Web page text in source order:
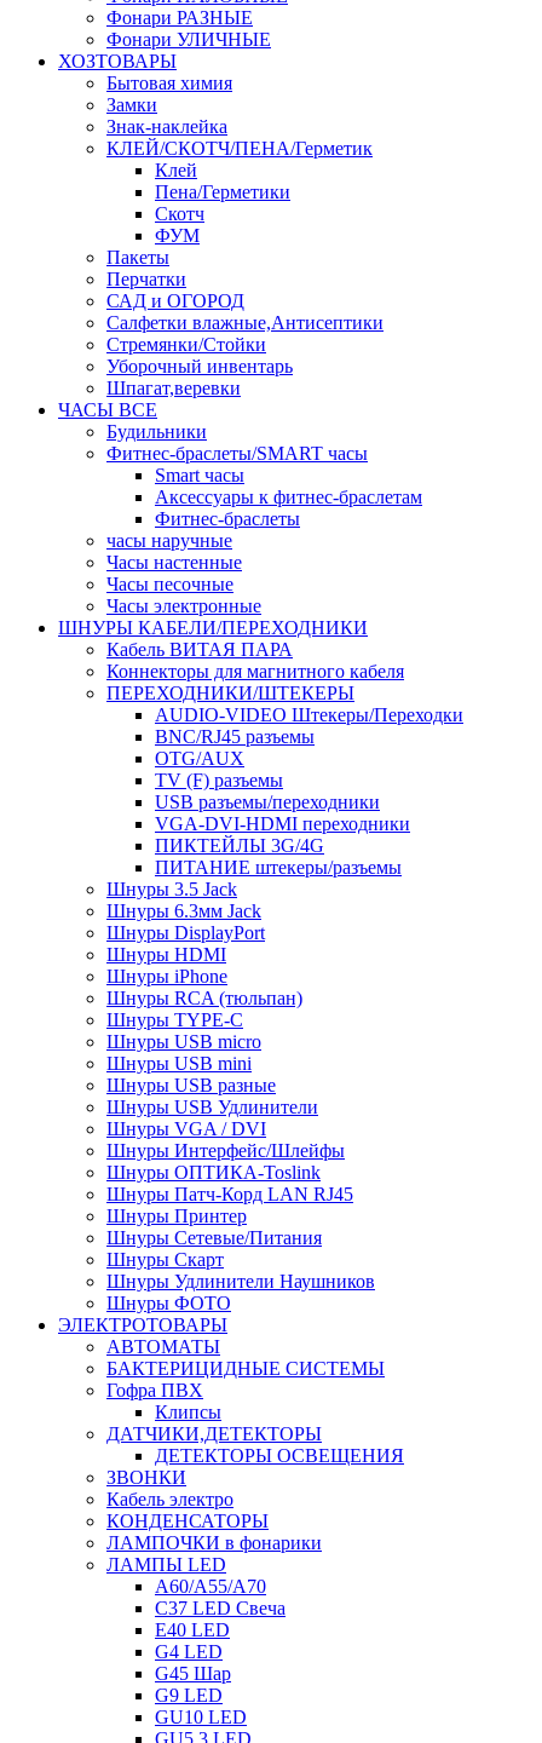
Фонари РАЗНЫЕ
Фонари УЛИЧНЫЕ
ХОЗТОВАРЫ
Бытовая химия
Замки
Знак-наклейка
КЛЕЙ/СКОТЧ/ПЕНА/Герметик
Клей
Пена/Герметики
Скотч
ФУМ
Пакеты
Перчатки
САД и ОГОРОД
Салфетки влажные,Антисептики
Стремянки/Стойки
Уборочный инвентарь
Шпагат,веревки
ЧАСЫ ВСЕ
Будильники
Фитнес-браслеты/SMART часы
Smart часы
Аксессуары к фитнес-браслетам
Фитнес-браслеты
часы наручные
Часы настенные
Часы песочные
Часы электронные
ШНУРЫ КАБЕЛИ/ПЕРЕХОДНИКИ
Кабель ВИТАЯ ПАРА
Коннекторы для магнитного кабеля
ПЕРЕХОДНИКИ/ШТЕКЕРЫ
AUDIO-VIDEO Штекеры/Переходки
BNC/RJ45 разъемы
OTG/AUX
TV (F) разъемы
USB разъемы/переходники
VGA-DVI-HDMI переходники
ПИКТЕЙЛЫ 3G/4G
ПИТАНИЕ штекеры/разъемы
Шнуры 3.5 Jack
Шнуры 6.3мм Jack
Шнуры DisplayPort
Шнуры HDMI
Шнуры iPhone
Шнуры RCA (тюльпан)
Шнуры TYPE-C
Шнуры USB micro
Шнуры USB mini
Шнуры USB разные
Шнуры USB Удлинители
Шнуры VGA / DVI
Шнуры Интерфейс/Шлейфы
Шнуры ОПТИКА-Toslink
Шнуры Патч-Корд LAN RJ45
Шнуры Принтер
Шнуры Сетевые/Питания
Шнуры Скарт
Шнуры Удлинители Наушников
Шнуры ФОТО
ЭЛЕКТРОТОВАРЫ
АВТОМАТЫ
БАКТЕРИЦИДНЫЕ СИСТЕМЫ
Гофра ПВХ
Клипсы
ДАТЧИКИ,ДЕТЕКТОРЫ
ДЕТЕКТОРЫ ОСВЕЩЕНИЯ
ЗВОНКИ
Кабель электро
КОНДЕНСАТОРЫ
ЛАМПОЧКИ в фонарики
ЛАМПЫ LED
A60/A55/A70
C37 LED Свеча
E40 LED
G4 LED
G45 Шар
G9 LED
GU10 LED
GU5.3 LED